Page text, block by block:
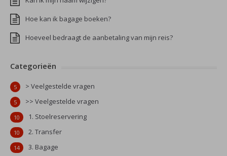
Hoe kan ik bagage boeken?
Hoeveel bedraagt de aanbetaling van mijn reis?
Categorieën
> Veelgestelde vragen
5
>> Veelgestelde vragen
5
1. Stoelreservering
10
2. Transfer
10
3. Bagage
14